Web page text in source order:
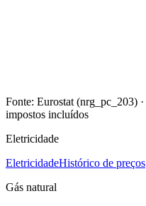
Fonte: Eurostat (nrg_pc_203) ·
impostos incluídos
Eletricidade
EletricidadeHistórico de preços
Gás natural